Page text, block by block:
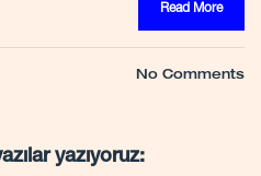
Read More
No Comments
yazıyoruz: